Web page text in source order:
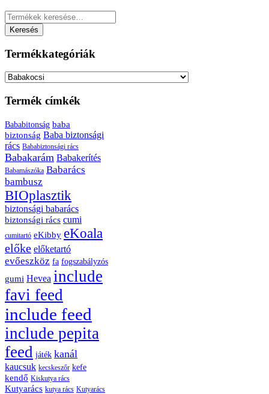
Keresés
a
következőre:
Keresés
Termékkategóriák
Termék címkék
Bababitonság baba
biztonság Baba biztonsági
rács Bababiztonsági rács
Babakarám Babakerítés
Babamászóka Babarács
bambusz
BIOplasztik
biztonsági babarács
biztonsági rács cumi
cumitartó eKibby eKoala
előke előketartó
evőeszköz fa fogszabályzós
gumi Hevea include
favi feed
include feed
include pepita
feed játék kanál
kaucsuk kecskeszőr kefe
kendő Kiskutya rács
Kutyarács kutya rács Kutyarács